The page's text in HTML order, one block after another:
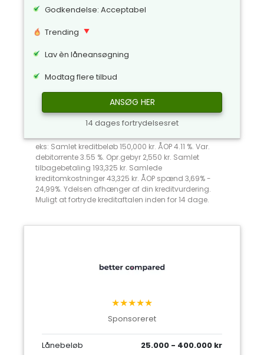
Godkendelse: Acceptabel
Trending
Lav èn låneansøgning
Modtag flere tilbud
ANSØG HER
14 dages fortrydelsesret
eks: Samlet kreditbeløb 150,000 kr. ÅOP 4.11 %. Var.
debitorrente 3.55 %. Opr.gebyr 2,550 kr. Samlet
tilbagebetaling 193,325 kr. Samlede
kreditomkostninger 43,325 kr. ÅOP spænd 3,69% -
24,99%. Ydelsen afhænger af din kreditvurdering.
Muligt at fortryde kreditaftalen inden for 14 dage.
★★★★★
Sponsoreret
Lånebeløb 25.000 - 400.000 kr